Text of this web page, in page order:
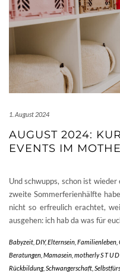
1. August 2024
AUGUST 2024:
EVENTS IM
Und schwupps, schon ist
zweite Sommerferienhälfte
nicht so erfreulich erachtet,
ausgehen: ich hab da was für
Babyzeit DIY,Elternsein Familienleben
Beratungen Mamasein motherly S T U
Rückbildung, Schwangerschaft